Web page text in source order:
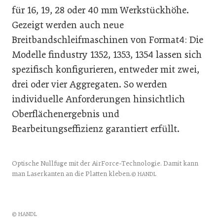
für 16, 19, 28 oder 40 mm Werkstückhöhe.
Gezeigt werden auch neue
Breitbandschleifmaschinen von Format4: Die
Modelle findustry 1352, 1353, 1354 lassen sich
spezifisch konfigurieren, entweder mit zwei,
drei oder vier Aggregaten. So werden
individuelle Anforderungen hinsichtlich
Oberflächenergebnis und
Bearbeitungseffizienz garantiert erfüllt.
Optische Nullfuge mit der AirForce-Technologie. Damit kann
man Laserkanten an die Platten kleben.© HANDL
© HANDL